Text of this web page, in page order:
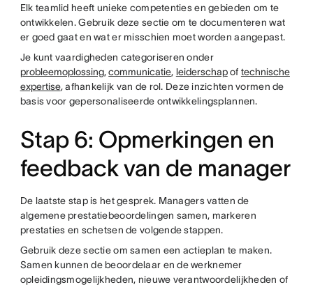
Elk teamlid heeft unieke competenties en gebieden om te
ontwikkelen. Gebruik deze sectie om te documenteren wat
er goed gaat en wat er misschien moet worden aangepast.
Je kunt vaardigheden categoriseren onder
probleemoplossing,communicatie, leiderschapof technische
expertise, afhankelijk van de rol. Deze inzichten vormen de
basis voor gepersonaliseerde ontwikkelingsplannen.
Stap 6: Opmerkingen en
feedback van de manager
De laatste stap is het gesprek. Managers vatten de
algemene prestatiebeoordelingen samen, markeren
prestaties en schetsen de volgende stappen.
Gebruik deze sectie om samen een actieplan te maken.
Samen kunnen de beoordelaar en de werknemer
opleidingsmogelijkheden, nieuwe verantwoordelijkheden of